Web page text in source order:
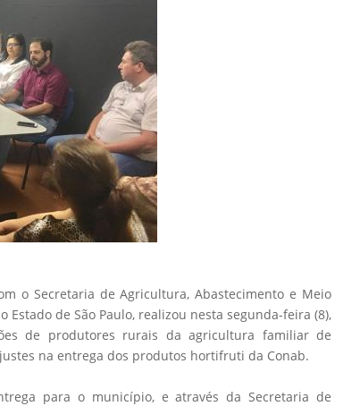
o Secretaria de Agricultura, Abastecimento e Meio
de São Paulo, realizou nesta segunda-feira (8),
de produtores rurais da agricultura familiar de
na entrega dos produtos hortifruti da Conab.
para o município, e através da Secretaria de